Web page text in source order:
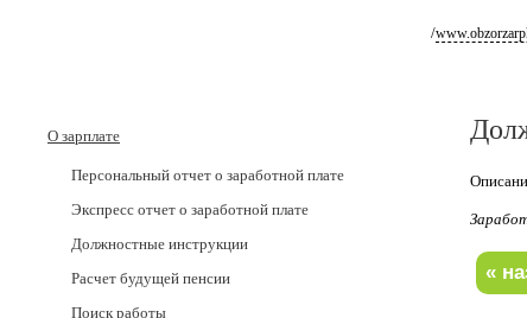
/
О зарплате
Персональный отчет о заработной плате
Экспресс отчет о заработной плате
Должностные инструкции
Расчет будущей пенсии
Поиск работы